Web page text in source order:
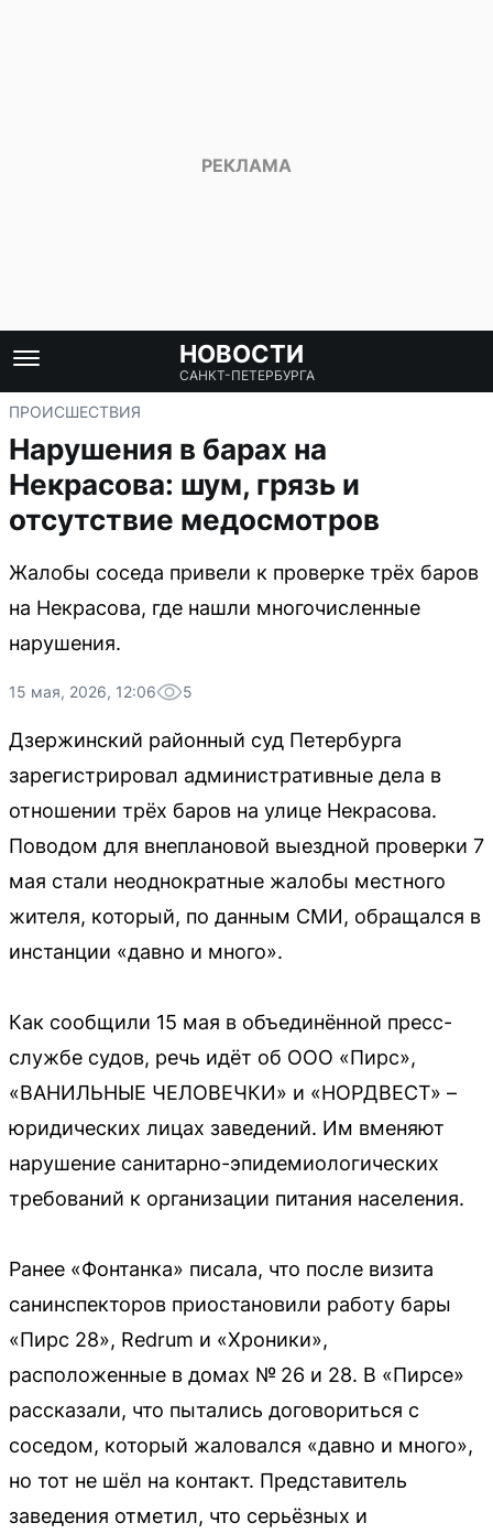
НОВОСТИ
САНКТ-ПЕТЕРБУРГА
ПРОИСШЕСТВИЯ
Нарушения в барах на
Некрасова: шум, грязь и
отсутствие медосмотров
Жалобы соседа привели к проверке трёх баров
на Некрасова, где нашли многочисленные
нарушения.
15 мая, 2026, 12:06 5
Дзержинский районный суд Петербурга
зарегистрировал административные дела в
отношении трёх баров на улице Некрасова.
Поводом для внеплановой выездной проверки 7
мая стали неоднократные жалобы местного
жителя, который, по данным СМИ, обращался в
инстанции «давно и много».
Как сообщили 15 мая в объединённой пресс-
службе судов, речь идёт об ООО «Пирс»,
«ВАНИЛЬНЫЕ ЧЕЛОВЕЧКИ» и «НОРДВЕСТ» –
юридических лицах заведений. Им вменяют
нарушение санитарно-эпидемиологических
требований к организации питания населения.
Ранее «Фонтанка» писала, что после визита
санинспекторов приостановили работу бары
«Пирс 28», Redrum и «Хроники»,
расположенные в домах № 26 и 28. В «Пирсе»
рассказали, что пытались договориться с
соседом, который жаловался «давно и много»,
но тот не шёл на контакт. Представитель
заведения отметил, что серьёзных и